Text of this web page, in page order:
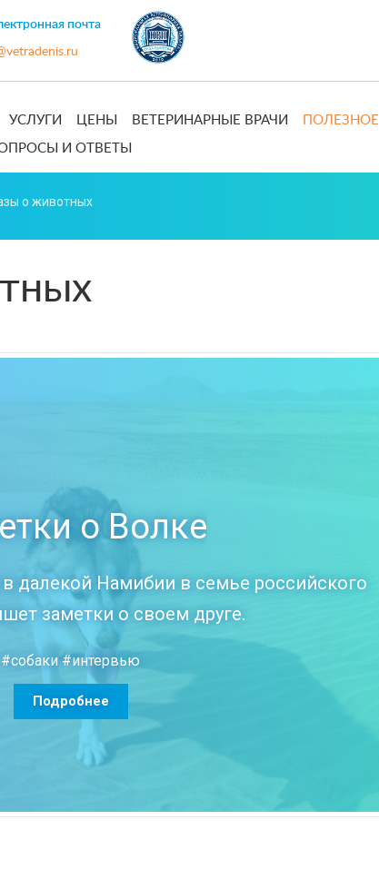
почта
УСЛУГИ ЦЕНЫ ВЕТЕРИНАРНЫЕ ВРАЧИ ПОЛЕЗНОЕ
И ОТВЕТЫ
о животных
о Волке
далекой Намибии в семье российского
заметки о своем друге.
#собаки #интервью
Подробнее